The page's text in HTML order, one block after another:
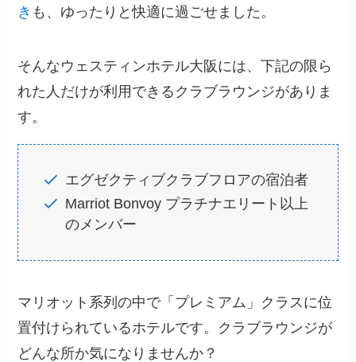
き も、ゆったりと快適に過ごせました。
そんなウェスティンホテル大阪には、下記の限ら
れた人だけが利用できるクラブラウンジがありま
す。
エグゼクティブクラブフロアの宿泊者
Marriot Bonvoy プラチナエリート以上
のメンバー
マリオット系列の中で「プレミアム」クラスに位
置付けられているホテルです。クラブラウンジが
どんな所か気になりませんか？